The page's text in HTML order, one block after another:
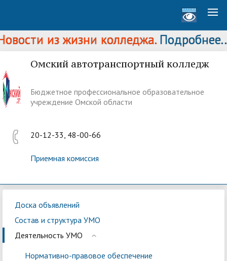
из жизни колледжа.Подробнее...
Омский автотранспортный колледж
Бюджетное профессиональное образовательное
учреждение Омской области
20-12-33, 48-00-66
Приемная комиссия
Доска объявлений
Состав и структура УМО
Деятельность УМО
Нормативно-правовое обеспечение